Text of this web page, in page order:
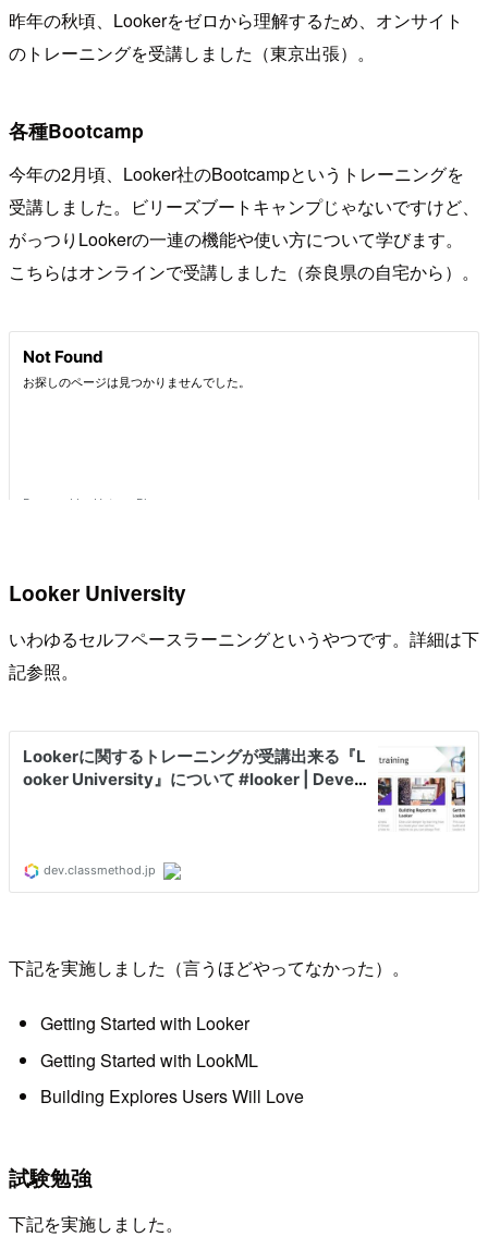
昨年の秋頃、Lookerをゼロから理解するため、オンサイト
のトレーニングを受講しました（東京出張）。
各種Bootcamp
今年の2月頃、Looker社のBootcampというトレーニングを
受講しました。ビリーズブートキャンプじゃないですけど、
がっつりLookerの一連の機能や使い方について学びます。
こちらはオンラインで受講しました（奈良県の自宅から）。
Looker University
いわゆるセルフペースラーニングというやつです。詳細は下
記参照。
下記を実施しました（言うほどやってなかった）。
Getting Started with Looker
Getting Started with LookML
Building Explores Users Will Love
試験勉強
下記を実施しました。